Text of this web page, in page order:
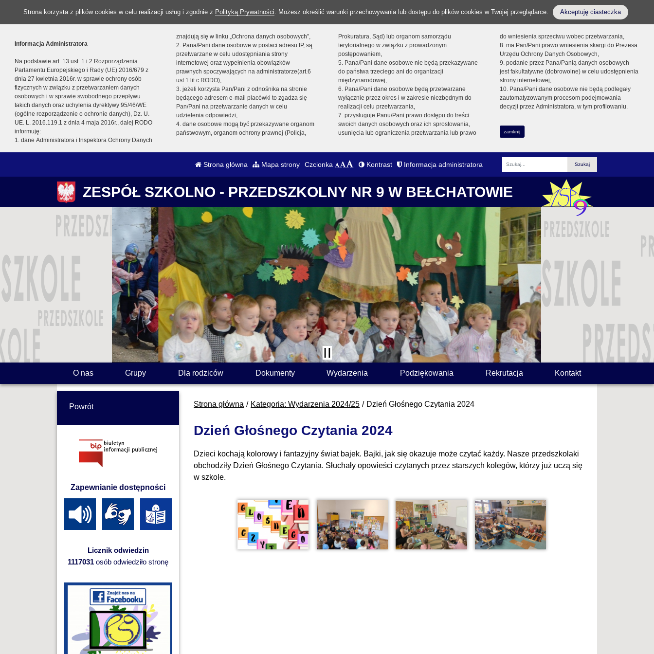
Strona korzysta z plików cookies w celu realizacji usług i zgodnie z Polityką Prywatności. Możesz określić warunki przechowywania lub dostępu do plików cookies w Twojej przeglądarce. Akceptuję ciasteczka
Informacja Administratora
Na podstawie art. 13 ust. 1 i 2 Rozporządzenia
Parlamentu Europejskiego i Rady (UE) 2016/679 z
dnia 27 kwietnia 2016r. w sprawie ochrony osób
fizycznych w związku z przetwarzaniem danych
osobowych i w sprawie swobodnego przepływu
takich danych oraz uchylenia dyrektywy 95/46/WE
(ogólne rozporządzenie o ochronie danych), Dz. U.
UE. L. 2016.119.1 z dnia 4 maja 2016r., dalej RODO
informuję:
1. dane Administratora i Inspektora Ochrony Danych
znajdują się w linku „Ochrona danych osobowych”,
2. Pana/Pani dane osobowe w postaci adresu IP, są
przetwarzane w celu udostępniania strony
internetowej oraz wypełnienia obowiązków
prawnych spoczywających na administratorze(art.6
ust.1 lit.c RODO),
3. jeżeli korzysta Pan/Pani z odnośnika na stronie
będącego adresem e-mail placówki to zgadza się
Pan/Pani na przetwarzanie danych w celu
udzielenia odpowiedzi,
4. dane osobowe mogą być przekazywane organom
państwowym, organom ochrony prawnej (Policja,
Prokuratura, Sąd) lub organom samorządu
terytorialnego w związku z prowadzonym
postępowaniem,
5. Pana/Pani dane osobowe nie będą przekazywane
do państwa trzeciego ani do organizacji
międzynarodowej,
6. Pana/Pani dane osobowe będą przetwarzane
wyłącznie przez okres i w zakresie niezbędnym do
realizacji celu przetwarzania,
7. przysługuje Panu/Pani prawo dostępu do treści
swoich danych osobowych oraz ich sprostowania,
usunięcia lub ograniczenia przetwarzania lub prawo
do wniesienia sprzeciwu wobec przetwarzania,
8. ma Pan/Pani prawo wniesienia skargi do Prezesa
Urzędu Ochrony Danych Osobowych,
9. podanie przez Pana/Panią danych osobowych
jest fakultatywne (dobrowolne) w celu udostępnienia
strony internetowej,
10. Pana/Pani dane osobowe nie będą podlegały
zautomatyzowanym procesom podejmowania
decyzji przez Administratora, w tym profilowaniu.
zamknij
Strona główna Mapa strony Czcionka Kontrast Informacja administratora
Fraza
ZESPÓŁ SZKOLNO - PRZEDSZKOLNY NR 9 W BEŁCHATOWIE
O nas Grupy Dla rodziców Dokumenty Wydarzenia Podziękowania Rekrutacja Kontakt
Strona główna Kategoria: Wydarzenia 2024/25 Dzień Głośnego Czytania 2024
Dzień Głośnego Czytania 2024
Dzieci kochają kolorowy i fantazyjny świat bajek. Bajki, jak się okazuje może czytać każdy. Nasze przedszkolaki
obchodziły Dzień Głośnego Czytania. Słuchały opowieści czytanych przez starszych kolegów, którzy już uczą się
w szkole.
Powrót
Zapewnianie dostępności
Licznik odwiedzin
1117031 osób odwiedziło stronę